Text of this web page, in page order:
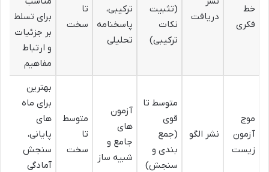
خط
فکری
دریافت
(تثبیت
نکات
ترکیبی)
ترکیبی،
پاسخنامه
تحلیلی
تا
سخت
برای تسلط
بر جزئیات
و ارتباط
مفاهیم
موج
آزمون
زیست
نشر الگو
متوسط تا
قوی
(جمع
بندی و
سنجش)
آزمون
های
جامع و
شبیه ساز
متوسط
تا
سخت
بهترین
برای ماه
های
پایانی،
سنجش
آمادگی